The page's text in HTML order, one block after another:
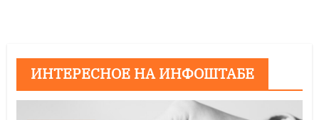
ИНТЕРЕСНОЕ НА ИНФОШТАБЕ